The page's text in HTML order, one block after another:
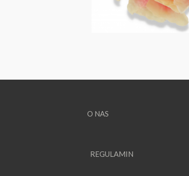
O NAS
REGULAMIN